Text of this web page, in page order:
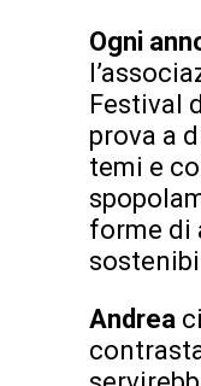
Ogni
Festival
prova a
temi e
forme di
Andrea